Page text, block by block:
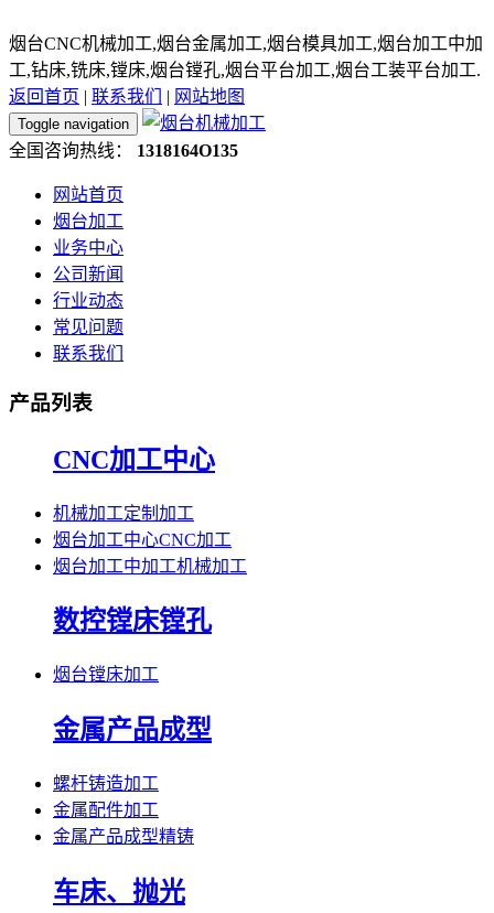
烟台CNC机械加工,烟台金属加工,烟台模具加工,烟台加工中加
工,钻床,铣床,镗床,烟台镗孔,烟台平台加工,烟台工装平台加工.
返回首页 | 联系我们 | 网站地图
Toggle navigation
全国咨询热线： 1318164O135
网站首页
烟台加工
业务中心
公司新闻
行业动态
常见问题
联系我们
产品列表
CNC加工中心
机械加工定制加工
烟台加工中心CNC加工
烟台加工中加工机械加工
数控镗床镗孔
烟台镗床加工
金属产品成型
螺杆铸造加工
金属配件加工
金属产品成型精铸
车床、抛光